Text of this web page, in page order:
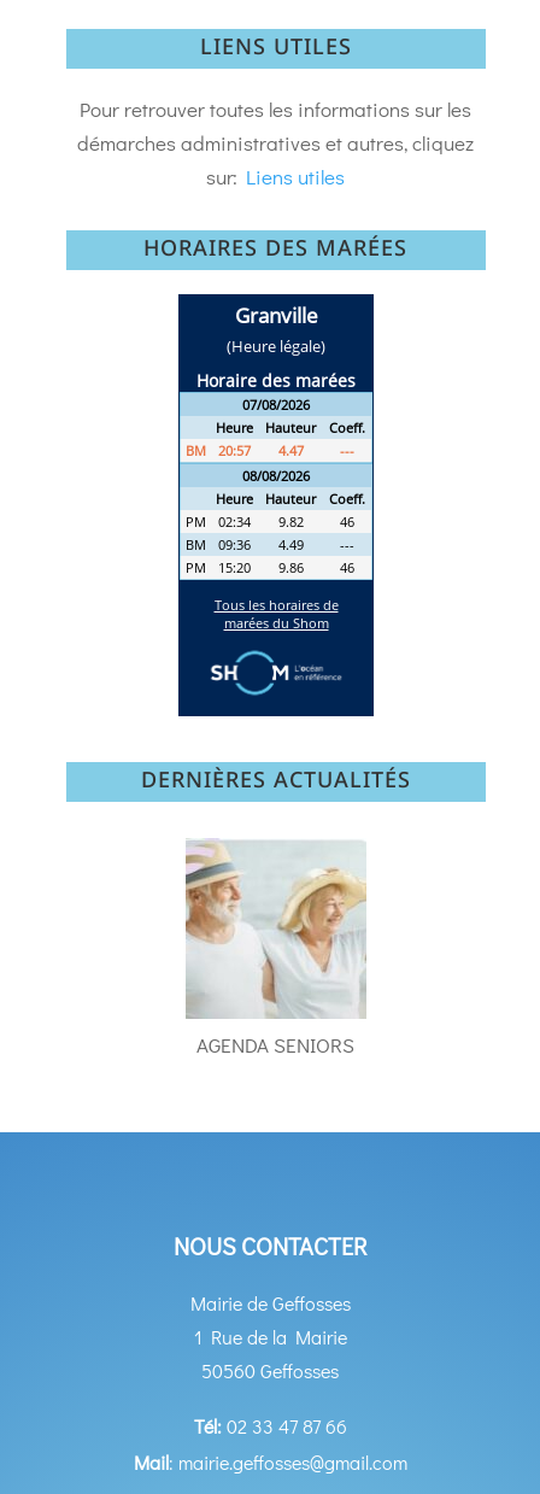
LIENS UTILES
Pour retrouver toutes les informations sur les
démarches administratives et autres, cliquez
sur: Liens utiles
HORAIRES DES MARÉES
DERNIÈRES ACTUALITÉS
AGENDA SENIORS
NOUS CONTACTER
Mairie de Geffosses
1 Rue de la Mairie
50560 Geffosses
Tél:02 33 47 87 66
Mail: mairie.geffosses@gmail.com